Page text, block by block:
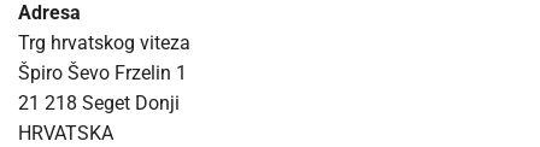
Adresa
Trg hrvatskog viteza
Špiro Ševo Frzelin 1
21 218 Seget Donji
HRVATSKA